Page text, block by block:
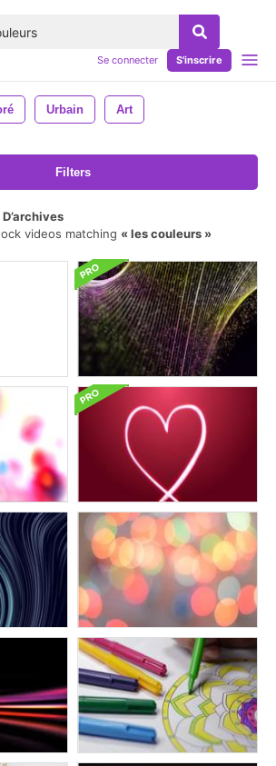
Se connecter S'inscrire
Urbain Art
Filters
videos matching
les couleurs